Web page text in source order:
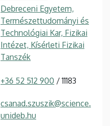
Debreceni Egyetem,
Természettudományi és
Technológiai Kar, Fizikai
Intézet, Kísérleti Fizikai
Tanszék
+36 52 512 900 / 11183
csanad.szuszik@science.
unideb.hu